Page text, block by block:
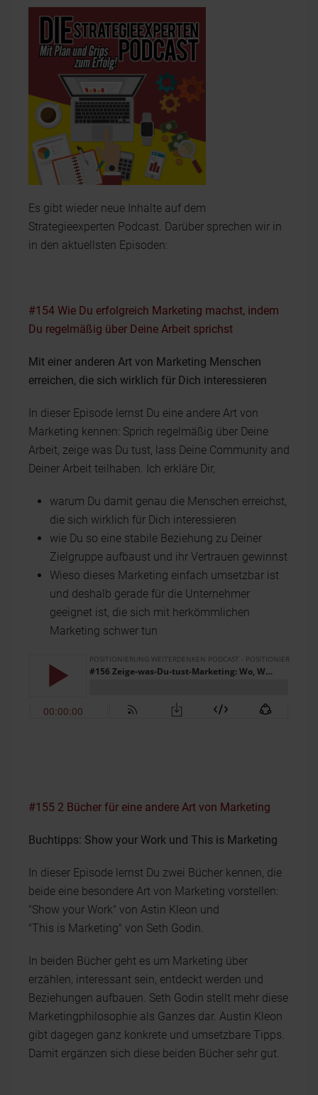
Es gibt wieder neue Inhalte auf dem
Strategieexperten Podcast. Darüber sprechen wir in
in den aktuellsten Episoden:
#154 Wie Du erfolgreich Marketing machst, indem
Du regelmäßig über Deine Arbeit sprichst
Mit einer anderen Art von Marketing Menschen
erreichen, die sich wirklich für Dich interessieren
In dieser Episode lernst Du eine andere Art von
Marketing kennen: Sprich regelmäßig über Deine
Arbeit, zeige was Du tust, lass Deine Community and
Deiner Arbeit teilhaben. Ich erkläre Dir,
warum Du damit genau die Menschen erreichst,
die sich wirklich für Dich interessieren
wie Du so eine stabile Beziehung zu Deiner
Zielgruppe aufbaust und ihr Vertrauen gewinnst
Wieso dieses Marketing einfach umsetzbar ist
und deshalb gerade für die Unternehmer
geeignet ist, die sich mit herkömmlichen
Marketing schwer tun
#155 2 Bücher für eine andere Art von Marketing
Buchtipps: Show your Work und This is Marketing
In dieser Episode lernst Du zwei Bücher kennen, die
beide eine besondere Art von Marketing vorstellen:
"Show your Work" von Astin Kleon und
"This is Marketing" von Seth Godin.
In beiden Bücher geht es um Marketing über
erzählen, interessant sein, entdeckt werden und
Beziehungen aufbauen. Seth Godin stellt mehr diese
Marketingphilosophie als Ganzes dar. Austin Kleon
gibt dagegen ganz konkrete und umsetzbare Tipps.
Damit ergänzen sich diese beiden Bücher sehr gut.